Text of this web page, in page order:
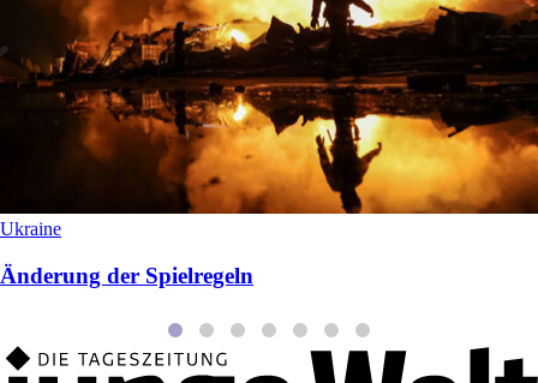
Ukraine
Änderung der Spielregeln